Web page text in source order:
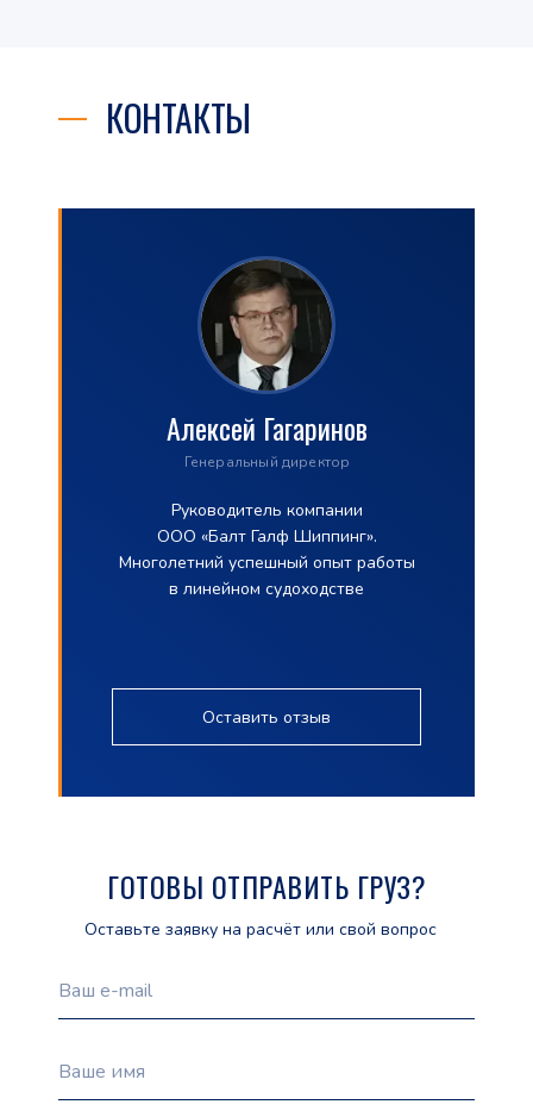
КОНТАКТЫ
Оставьте заявку на расчёт или свой вопрос
Руководитель компании
ООО «Балт Галф Шиппинг».
Многолетний успешный опыт работы
в линейном судоходстве
Генеральный директор
Алексей Гагаринов
Оставить отзыв
ГОТОВЫ ОТПРАВИТЬ ГРУЗ?